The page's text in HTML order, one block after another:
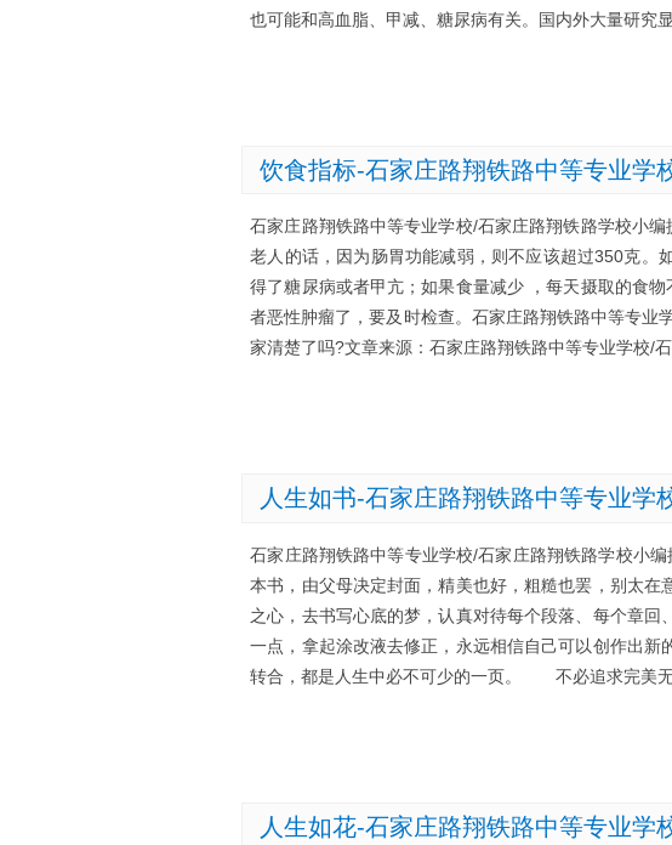
也可能和高血脂、甲减、糖尿病有关。国内外大量研
饮食指标-石家庄路翔铁路中等专业学
石家庄路翔铁路中等专业学校/石家庄路翔铁路学校小
老人的话，因为肠胃功能减弱，则不应该超过350克。
得了糖尿病或者甲亢；如果食量减少 ，每天摄取的食
者恶性肿瘤了，要及时检查。石家庄路翔铁路中等专业
家清楚了吗?文章来源：石家庄路翔铁路中等专业学校/
人生如书-石家庄路翔铁路中等专业学
石家庄路翔铁路中等专业学校/石家庄路翔铁路学校小
本书，由父母决定封面，精美也好，粗糙也罢，别太
之心，去书写心底的梦，认真对待每个段落、每个章
一点，拿起涂改液去修正，永远相信自己可以创作出
转合，都是人生中必不可少的一页。 不必追求完美
人生如花-石家庄路翔铁路中等专业学